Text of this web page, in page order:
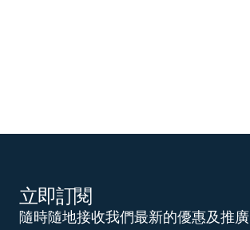
立即訂閱
隨時隨地接收我們最新的優惠及推廣